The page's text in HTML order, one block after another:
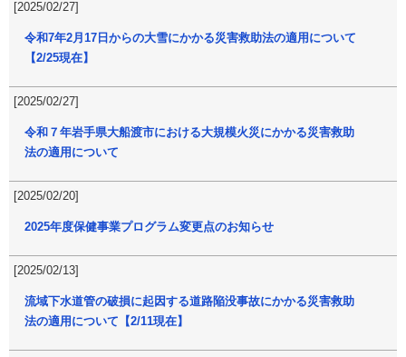
[2025/02/27]
令和7年2月17日からの大雪にかかる災害救助法の適用について
【2/25現在】
[2025/02/27]
令和７年岩手県大船渡市における大規模火災にかかる災害救助
法の適用について
[2025/02/20]
2025年度保健事業プログラム変更点のお知らせ
[2025/02/13]
流域下水道管の破損に起因する道路陥没事故にかかる災害救助
法の適用について【2/11現在】